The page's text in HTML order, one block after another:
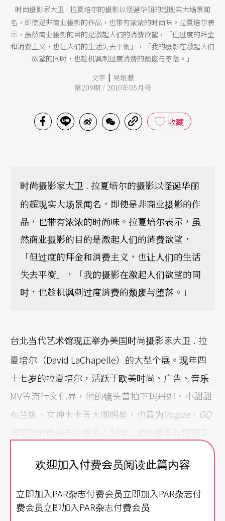
时尚摄影家大卫 ． 拉夏培尔的摄影以怪诞华丽的超现实大场景闻
名，即使是非商业摄影的作品，也带有浓浓的时尚味。拉夏培尔表
示，虽然商业摄影的目的是激起人们的消费欲望，「但过度的拜金
和消费主义，也让人们的生活失去平衡」，「我的摄影在激起人们
欲望的同时，也趁机讽刺过度消费的颓废与堕落。」
文字 | 吴垠慧
第209期 / 2010年05月号
收藏
时尚摄影家大卫 ． 拉夏培尔的摄影以怪诞华丽
的超现实大场景闻名，即使是非商业摄影的作
品，也带有浓浓的时尚味。拉夏培尔表示，虽
然商业摄影的目的是激起人们的消费欲望，
「但过度的拜金和消费主义，也让人们的生活
失去平衡」，「我的摄影在激起人们欲望的同
时，也趁机讽刺过度消费的颓废与堕落。」
台北当代艺术馆现正举办美国时尚摄影家大卫 ． 拉
夏培尔（David LaChapelle）的大型个展。现年四
十七岁的拉夏培尔，活跃于欧美时尚、广告、音乐
MV等流行文化界，他的镜头曾拍下玛丹娜、小甜甜
布兰妮、女神卡卡等大咖明星，也曾为Vogue、 GQ
等国际时尚杂志拍摄名人封面，他的摄影以怪诞华
在当代馆登场的摄影展想不引人注目都难。
非商业摄影作品 时尚中嘲讽过度消费
欢迎加入付费会员阅读此篇内容
立即加入PAR杂志付费会员立即加入PAR杂志付
费会员立即加入PAR杂志付费会员